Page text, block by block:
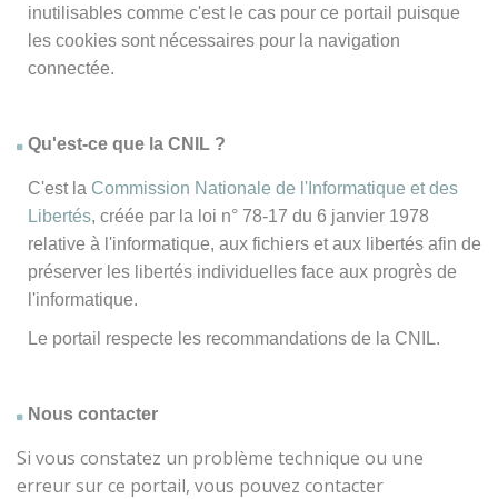
inutilisables comme c'est le cas pour ce portail puisque
les cookies sont nécessaires pour la navigation
connectée.
Qu'est-ce que la CNIL ?
C'est la Commission Nationale de l'Informatique et des
Libertés, créée par la loi n° 78-17 du 6 janvier 1978
relative à l'informatique, aux fichiers et aux libertés afin de
préserver les libertés individuelles face aux progrès de
l'informatique.
Le portail respecte les recommandations de la CNIL.
Nous contacter
Si vous constatez un problème technique ou une
erreur sur ce portail, vous pouvez contacter